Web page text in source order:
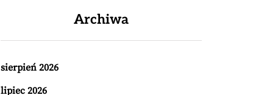
Archiwa
sierpień 2026
lipiec 2026